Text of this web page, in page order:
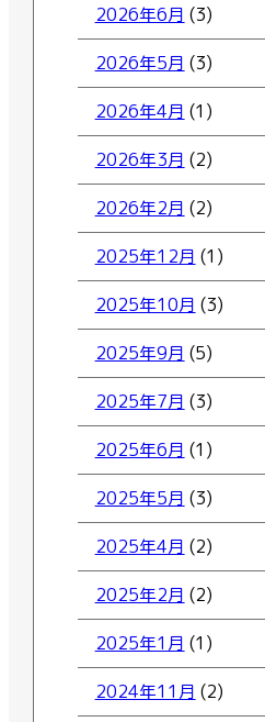
2026年6月 (3)
2026年5月 (3)
2026年4月 (1)
2026年3月 (2)
2026年2月 (2)
2025年12月 (1)
2025年10月 (3)
2025年9月 (5)
2025年7月 (3)
2025年6月 (1)
2025年5月 (3)
2025年4月 (2)
2025年2月 (2)
2025年1月 (1)
2024年11月 (2)